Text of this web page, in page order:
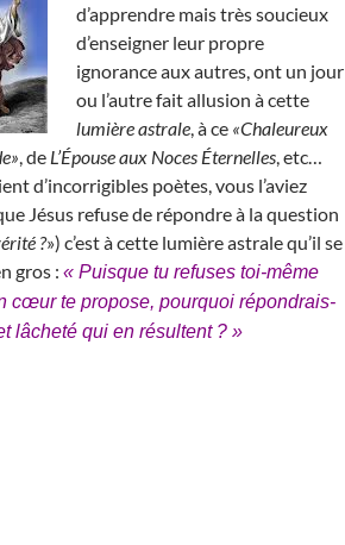
d’apprendre mais très soucieux
d’enseigner leur propre
ignorance aux autres, ont un jour
ou l’autre fait allusion à cette
lumière astrale, à ce «Chaleureux
, de L’Épouse aux Noces Éternelles, etc…
d’incorrigibles poètes, vous l’aviez
Jésus refuse de répondre à la question
?») c’est à cette lumière astrale qu’il se
gros : « Puisque tu refuses toi-même
cœur te propose, pourquoi répondrais-
lâcheté qui en résultent ? »